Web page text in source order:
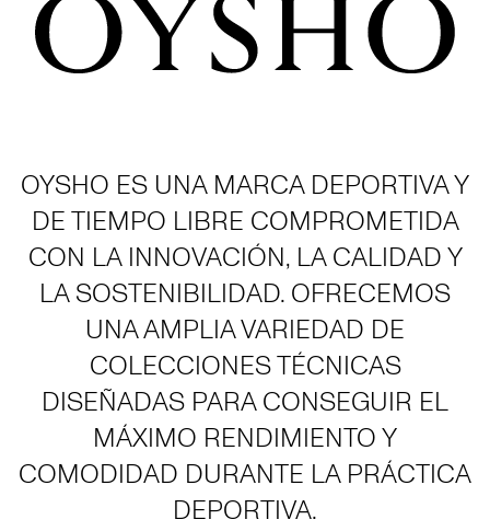
OYSHO ES UNA MARCA DEPORTIVA Y
DE TIEMPO LIBRE COMPROMETIDA
CON LA INNOVACIÓN, LA CALIDAD Y
LA SOSTENIBILIDAD. OFRECEMOS
UNA AMPLIA VARIEDAD DE
COLECCIONES TÉCNICAS
DISEÑADAS PARA CONSEGUIR EL
MÁXIMO RENDIMIENTO Y
COMODIDAD DURANTE LA PRÁCTICA
DEPORTIVA.